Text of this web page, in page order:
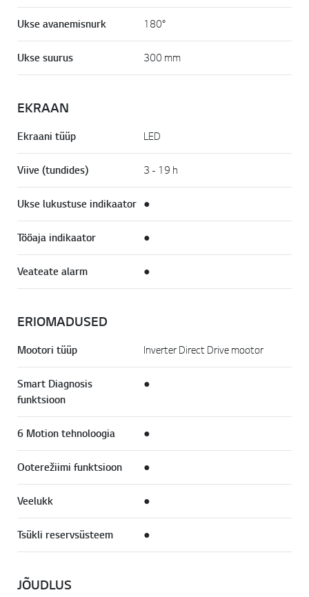
Ukse avanemisnurk 180°
Ukse suurus 300 mm
EKRAAN
Ekraani tüüp LED
Viive (tundides) 3 - 19 h
Ukse lukustuse indikaator ●
Tööaja indikaator ●
Veateate alarm ●
ERIOMADUSED
Mootori tüüp Inverter Direct Drive mootor
Smart Diagnosis
funktsioon
●
6 Motion tehnoloogia ●
Ooterežiimi funktsioon ●
Veelukk ●
Tsükli reservsüsteem ●
JÕUDLUS